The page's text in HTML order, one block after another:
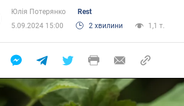
Юлія Потерянко
Rest
5.09.2024 15:00
2 хвилини 1,1 т.